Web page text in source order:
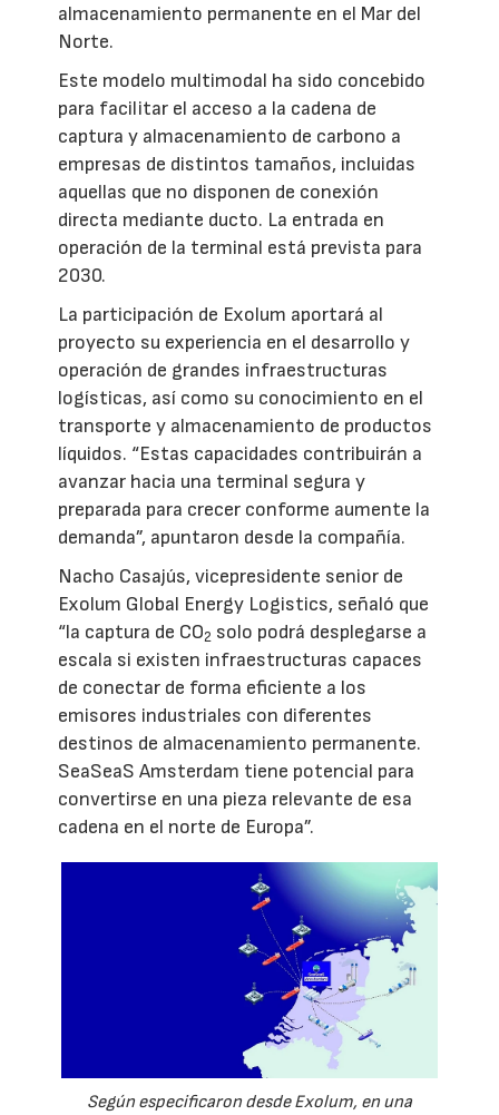
almacenamiento permanente en el Mar del
Norte.
Este modelo multimodal ha sido concebido
para facilitar el acceso a la cadena de
captura y almacenamiento de carbono a
empresas de distintos tamaños, incluidas
aquellas que no disponen de conexión
directa mediante ducto. La entrada en
operación de la terminal está prevista para
2030.
La participación de Exolum aportará al
proyecto su experiencia en el desarrollo y
operación de grandes infraestructuras
logísticas, así como su conocimiento en el
transporte y almacenamiento de productos
líquidos. “Estas capacidades contribuirán a
avanzar hacia una terminal segura y
preparada para crecer conforme aumente la
demanda”, apuntaron desde la compañía.
Nacho Casajús, vicepresidente senior de
Exolum Global Energy Logistics, señaló que
“la captura de CO2 solo podrá desplegarse a
escala si existen infraestructuras capaces
de conectar de forma eficiente a los
emisores industriales con diferentes
destinos de almacenamiento permanente.
SeaSeaS Amsterdam tiene potencial para
convertirse en una pieza relevante de esa
cadena en el norte de Europa”.
Según especificaron desde Exolum, en una